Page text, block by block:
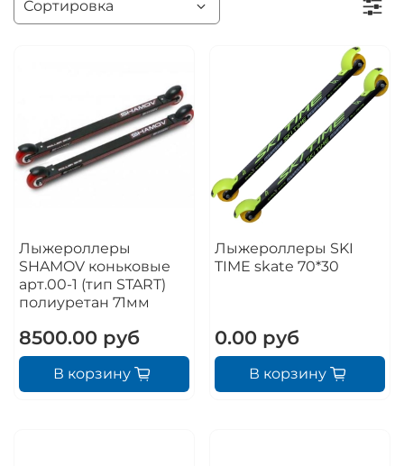
Лыжероллеры
SHAMOV коньковые
арт.00-1 (тип START)
полиуретан 71мм
8500.00 руб
В корзину
Лыжероллеры SKI
TIME skate 70*30
0.00 руб
В корзину